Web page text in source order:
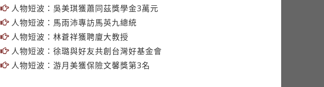
人物短波：吳美琪獲蕭同茲獎學金3萬元
人物短波：馬雨沛專訪馬英九總統
人物短波：林蒼祥獲聘廈大教授
人物短波：徐璐與好友共創台灣好基金會
人物短波：游月美獲保險文馨獎第3名